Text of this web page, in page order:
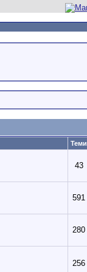
Теми
43
591
280
256